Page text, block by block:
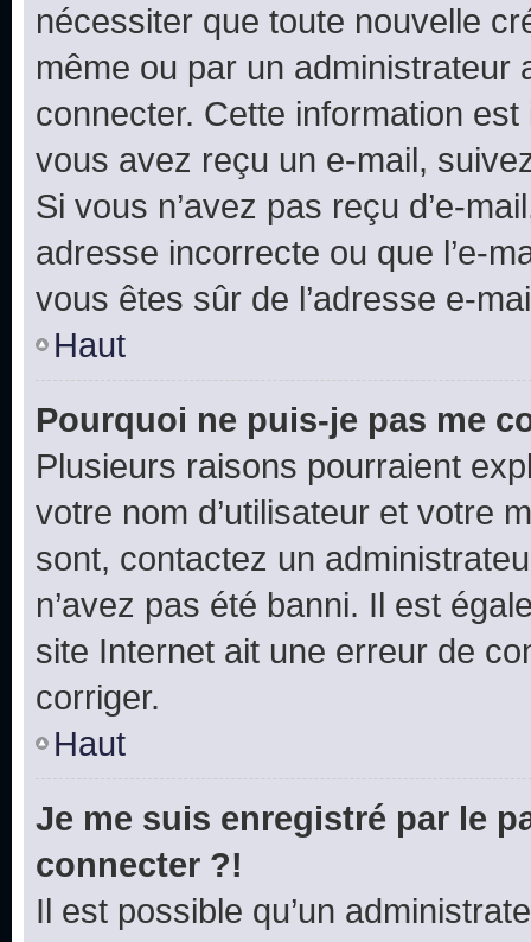
nécessiter que toute nouvelle
même ou par un
connecter. Cette information
vous avez reçu un e-mail,
Si vous n’avez pas reçu d’e-
adresse incorrecte ou que l’e-
vous êtes sûr de l’adresse e-
Haut
Pourquoi ne puis-je pas me
Plusieurs raisons pourraient
votre nom d’utilisateur et votre
sont, contactez un
n’avez pas été banni. Il est
site Internet ait une erreur de
corriger.
Haut
Je me suis enregistré par le
connecter ?!
Il est possible qu’un